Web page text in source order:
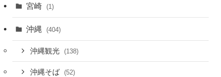
宮崎 (1)
沖縄 (404)
沖縄観光 (138)
沖縄そば (52)